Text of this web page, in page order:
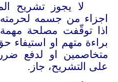
لا يجوز تشريح
اجزاء من جسمه لحرمته
اذا توقّفت مصلحة
براءة متهم او استيفاء
متخاصمين او لدفع
على التشريح، جاز.